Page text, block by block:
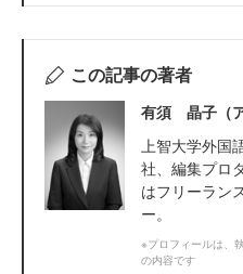
この記事の著者
有須 晶子（
上智大学外国
社、編集プロ
はフリーラン
ー。
※プロフィールは、
の内容です